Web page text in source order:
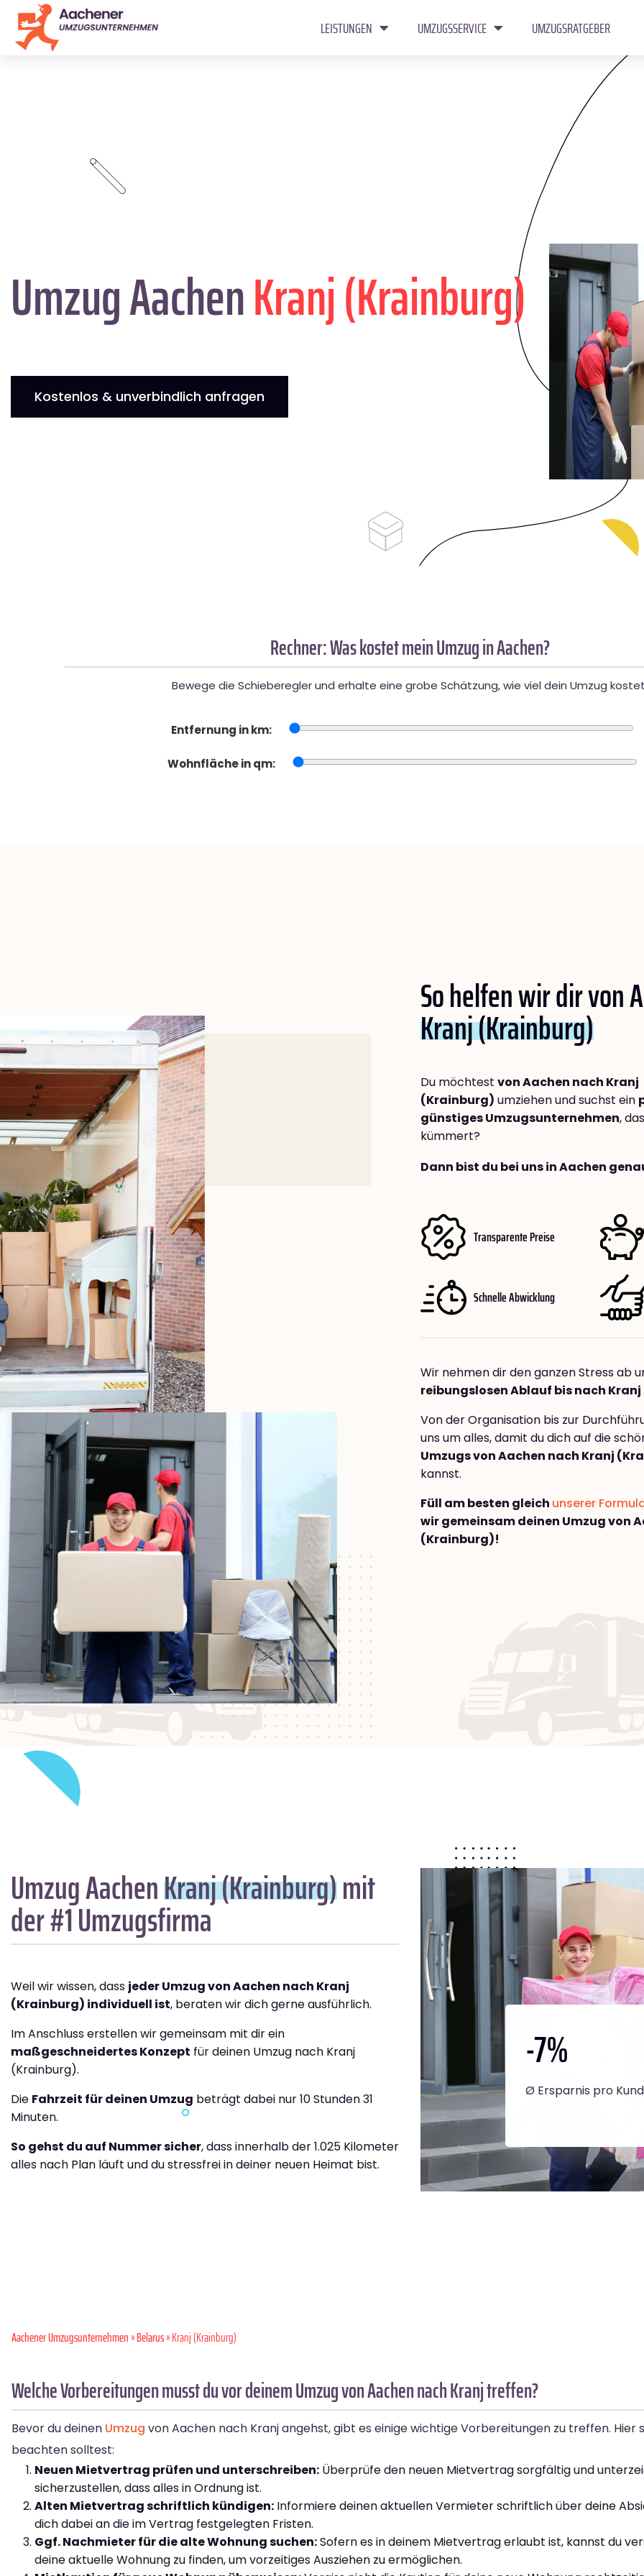
LEISTUNGEN UMZUGSSERVICE UMZUGSRATGEBER
Umzug AachenKranj (Krainburg)
Kostenlos & unverbindlich anfragen
Rechner: Was kostet mein Umzug in Aachen?
Bewege die Schieberegler und erhalte eine grobe Schätzung, wie viel dein Umzug
Entfernung in km:
Wohnfläche in qm:
So helfen wir dir von
Kranj (Krainburg)
Du möchtest von Aachen nach Kranj
(Krainburg) umziehen und suchst ein
günstiges Umzugsunternehmen,
kümmert?
Dann bist du bei uns in Aachen
Transparente Preise
Schnelle Abwicklung
Wir nehmen dir den ganzen Stress ab
reibungslosen Ablauf bis nach
Von der Organisation bis zur
uns um alles, damit du dich auf die
Umzugs von Aachen nach Kranj
kannst.
Füll am besten gleich unserer
wir gemeinsam deinen Umzug von
(Krainburg)!
Umzug AachenKranj (Krainburg)mit
der #1 Umzugsfirma
Weil wir wissen, dass jeder Umzug von Aachen nach Kranj
(Krainburg) individuell ist, beraten wir dich gerne ausführlich.
Im Anschluss erstellen wir gemeinsam mit dir ein
maßgeschneidertes Konzept für deinen Umzug nach Kranj
(Krainburg).
Die Fahrzeit für deinen Umzug beträgt dabei nur 10 Stunden 31
Minuten.
So gehst du auf Nummer sicher, dass innerhalb der 1.025 Kilometer
alles nach Plan läuft und du stressfrei in deiner neuen Heimat bist.
-7%
Ø Ersparnis pro
Aachener Umzugsunternehmen»Belarus» Kranj (Krainburg)
Welche Vorbereitungen musst du vor deinem Umzug von Aachen nach Kranj treffen?
Bevor du deinen Umzug von Aachen nach Kranj angehst, gibt es einige wichtige Vorbereitungen zu treffen. Hier
beachten solltest:
Neuen Mietvertrag prüfen und unterschreiben: Überprüfe den neuen Mietvertrag sorgfältig und
sicherzustellen, dass alles in Ordnung ist.
Alten Mietvertrag schriftlich kündigen: Informiere deinen aktuellen Vermieter schriftlich über deine
dich dabei an die im Vertrag festgelegten Fristen.
Ggf. Nachmieter für die alte Wohnung suchen:Sofern es in deinem Mietvertrag erlaubt ist, kannst du
deine aktuelle Wohnung zu finden, um vorzeitiges Ausziehen zu ermöglichen.